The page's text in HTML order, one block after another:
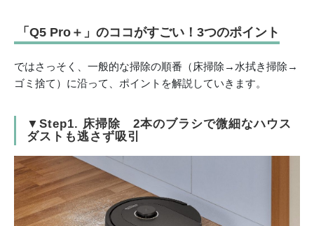
「Q5 Pro＋」のココがすごい！3つのポイント
ではさっそく、一般的な掃除の順番（床掃除→水拭き掃除→
ゴミ捨て）に沿って、ポイントを解説していきます。
▼Step1. 床掃除 2本のブラシで微細なハウス
ダストも逃さず吸引